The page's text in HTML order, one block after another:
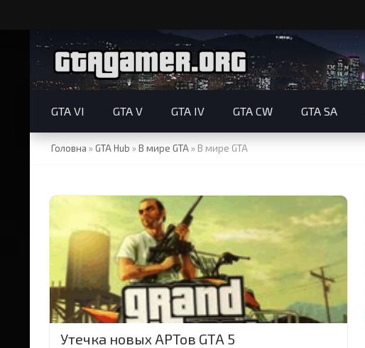
GTA VI GTA V GTA IV GTA CW GTA SA
Головна »GTA Hub »В мире GTA»В мире GTA
Утечка новых АРТов GTA 5